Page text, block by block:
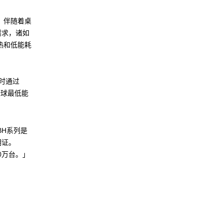
伴随着桌
，诸如
和低能耗
通过
最低能
系列是
。
台。」